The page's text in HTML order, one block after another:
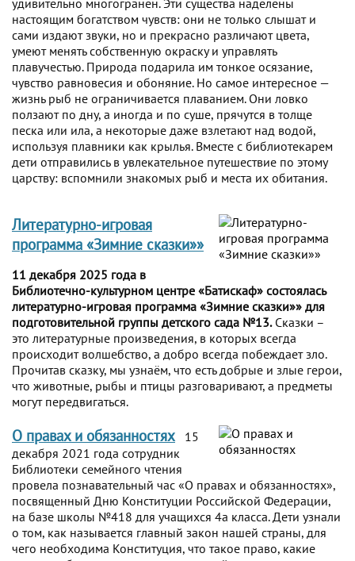
удивительно многогранен. Эти существа наделены
настоящим богатством чувств: они не только слышат и
сами издают звуки, но и прекрасно различают цвета,
умеют менять собственную окраску и управлять
плавучестью. Природа подарила им тонкое осязание,
чувство равновесия и обоняние. Но самое интересное —
жизнь рыб не ограничивается плаванием. Они ловко
ползают по дну, а иногда и по суше, прячутся в толще
песка или ила, а некоторые даже взлетают над водой,
используя плавники как крылья. Вместе с библиотекарем
дети отправились в увлекательное путешествие по этому
царству: вспомнили знакомых рыб и места их обитания.
Литературно-игровая
программа «Зимние сказки»»
11 декабря 2025 года в
Библиотечно-культурном центре «Батискаф» состоялась
литературно-игровая программа «Зимние сказки»» для
подготовительной группы детского сада №13.Сказки –
это литературные произведения, в которых всегда
происходит волшебство, а добро всегда побеждает зло.
Прочитав сказку, мы узнаём, что есть добрые и злые герои,
что животные, рыбы и птицы разговаривают, а предметы
могут передвигаться.
О правах и обязанностях
15
декабря 2021 года сотрудник
Библиотеки семейного чтения
провела познавательный час «О правах и обязанностях»,
посвященный Дню Конституции Российской Федерации,
на базе школы №418 для учащихся 4а класса. Дети узнали
о том, как называется главный закон нашей страны, для
чего необходима Конституция, что такое право, какие